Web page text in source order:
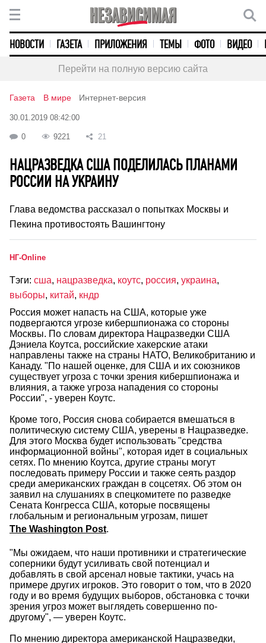
НОВОСТИ ГАЗЕТА ПРИЛОЖЕНИЯ ТЕМЫ ФОТО ВИДЕО
Перейти на полную версию сайта
Газета В мире Интернет-версия
30.01.2019 08:42:00
0 9221 21
НАЦРАЗВЕДКА США ПОДЕЛИЛАСЬ ПЛАНАМИ
РОССИИ НА УКРАИНУ
Глава ведомства рассказал о попытках Москвы и
Пекина противостоять Вашингтону
НГ-Online
Тэги: сша, нацразведка, коутс, россия, украина,
выборы, китай, кндр
Россия может напасть на США, которые уже
подвергаются угрозе кибершпионажа со стороны
Москвы. По словам директора Нацразведки США
Дэниела Коутса, российские хакерские атаки
направлены также на страны НАТО, Великобританию и
Канаду. "По нашей оценке, для США и их союзников
существует угроза с точки зрения кибершпионажа и
влияния, а также угроза нападения со стороны
России", - уверен Коутс.
Кроме того, Россия снова собирается вмешаться в
политическую систему США, уверены в Нацразведке.
Для этого Москва будет использовать "средства
информационной войны", которая идет в социальных
сетях. По мнению Коутса, другие страны могут
последовать примеру России и также сеять раздор
среди американских граждан в соцсетях. Об этом он
заявил на слушаниях в спецкомитете по разведке
Сената Конгресса США, которые посвящены
глобальным и региональным угрозам, пишет
The Washington Post.
"Мы ожидаем, что наши противники и стратегические
соперники будут усиливать свой потенциал и
добавлять в свой арсенал новые тактики, учась на
примере других игроков. Это говорит о том, что в 2020
году и во время будущих выборов, обстановка с точки
зрения угроз может выглядеть совершенно по-
другому", — уверен Коутс.
По мнению директора американской Нацразведки,